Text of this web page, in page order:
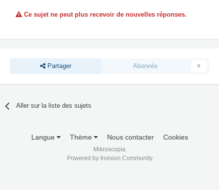
Ce sujet ne peut plus recevoir de nouvelles réponses.
Partager Abonnés 0
Aller sur la liste des sujets
Langue Thème Nous contacter Cookies
Mikroscopia
Powered by Invision Community